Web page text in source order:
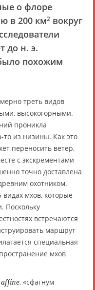
о флоре
в 200 км2 вокруг
до н. э.
похожим
треть видов
высокогорными.
проникла
то из низины. Как это
переносить ветер,
с экскрементами
точно доставлена
охотником.
видах мхов, которые
Поскольку
встречаются
маршрут
специальная
мхов
affine, «сфагнум